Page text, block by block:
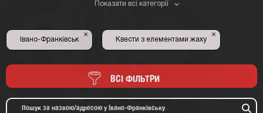
Показати всі категорії
Івано-Франківськ
×
Квести з елементами жаху
×
ВСІ ФІЛЬТРИ